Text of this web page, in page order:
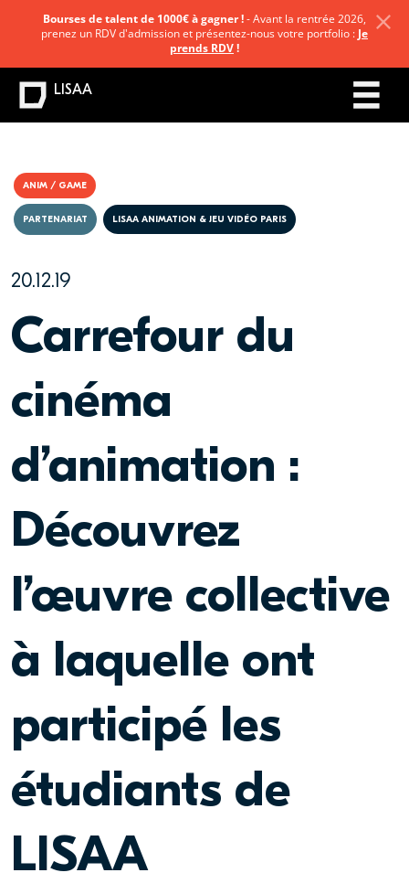
ANIM / GAME
20.12.19
PARTENARIAT LISAA ANIMATION & JEU VIDÉO PARIS
Carrefour du
cinéma
d’animation :
Découvrez
l’œuvre collective
à laquelle ont
participé les
étudiants de
LISAA
Bourses de talent de 1000€ à gagner !- Avant la rentrée 2026,
prenez un RDV d'admission et présentez-nous votre portfolio : Je
prends RDV!
LISAA